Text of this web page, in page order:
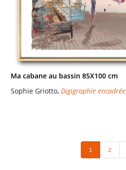
Ma cabane au bassin 85X100 cm
Sophie Griotto, Digigraphie encadrée
1 (current)
2